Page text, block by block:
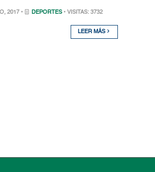
2017 • DEPORTES • VISITAS: 3732
LEER MÁS